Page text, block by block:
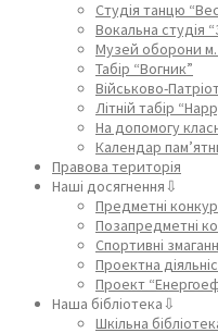
Студія танцю
Вокальна студія
Музей оборони
Табір “Вогник”
Військово-
Літній табір
На допомогу
Календар
Правова територія
Наші досягнення⇩
Предметні
Позапредметні
Спортивні
Проектна
Проект
Наша бібліотека⇩
Шкільна